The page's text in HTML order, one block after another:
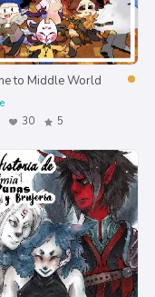
to Middle World
30 5